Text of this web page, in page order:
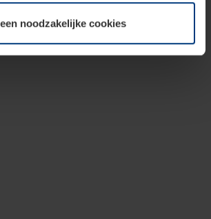
noodzakelijke cookies